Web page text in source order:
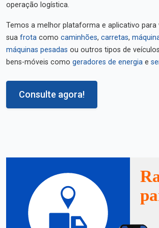
operação logística.
Temos a melhor plataforma e aplicativo
sua frota como caminhões, carretas,
máquinas pesadas ou outros tipos de
bens-móveis como geradores de energia e
Consulte agora!